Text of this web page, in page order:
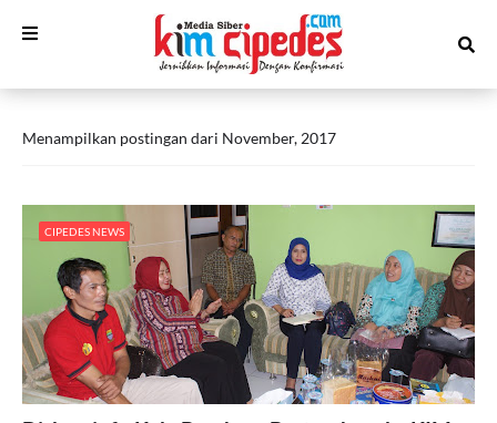
Menampilkan postingan dari November, 2017
CIPEDES NEWS